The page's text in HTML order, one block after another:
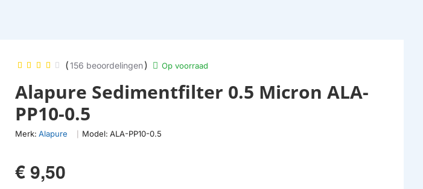
Alapure Sedimentfilter 0.5 Micron ALA-
PP10-0.5
Merk: Alapure Model: ALA-PP10-0.5
(156 beoordelingen) Op voorraad
€ 9,50